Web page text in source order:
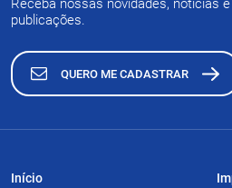
Receba nossas novidades, notícias
publicações.
QUERO ME CADASTRAR
Início